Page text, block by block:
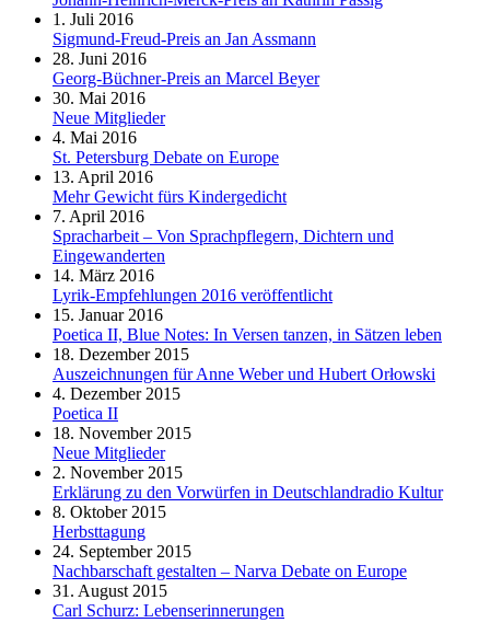
1. Juli 2016
Sigmund-Freud-Preis an Jan Assmann
28. Juni 2016
Georg-Büchner-Preis an Marcel Beyer
30. Mai 2016
Neue Mitglieder
4. Mai 2016
St. Petersburg Debate on Europe
13. April 2016
Mehr Gewicht fürs Kindergedicht
7. April 2016
Spracharbeit – Von Sprachpflegern, Dichtern und
Eingewanderten
14. März 2016
Lyrik-Empfehlungen 2016 veröffentlicht
15. Januar 2016
Poetica II, Blue Notes: In Versen tanzen, in Sätzen leben
18. Dezember 2015
Auszeichnungen für Anne Weber und Hubert Orłowski
4. Dezember 2015
Poetica II
18. November 2015
Neue Mitglieder
2. November 2015
Erklärung zu den Vorwürfen in Deutschlandradio Kultur
8. Oktober 2015
Herbsttagung
24. September 2015
Nachbarschaft gestalten – Narva Debate on Europe
31. August 2015
Carl Schurz: Lebenserinnerungen